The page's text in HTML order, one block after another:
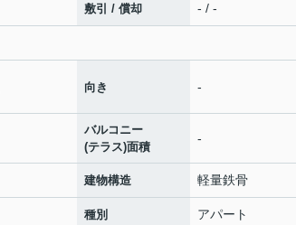
敷引 / 償却 - / -
向き -
バルコニー
(テラス)面積
-
建物構造 軽量鉄骨
種別 アパート